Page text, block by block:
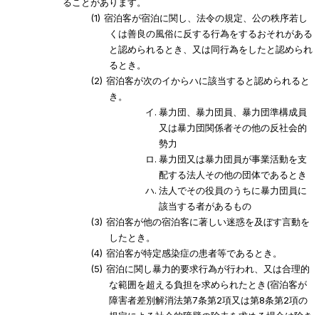
宿泊客が宿泊に関し、法令の規定、公の秩序若し
くは善良の風俗に反する行為をするおそれがある
と認められるとき、又は同行為をしたと認められ
るとき。
宿泊客が次のイからハに該当すると認められると
き。
暴力団、暴力団員、暴力団準構成員
又は暴力団関係者その他の反社会的
勢力
暴力団又は暴力団員が事業活動を支
配する法人その他の団体であるとき
法人でその役員のうちに暴力団員に
該当する者があるもの
宿泊客が他の宿泊客に著しい迷惑を及ぼす言動を
したとき。
宿泊客が特定感染症の患者等であるとき。
宿泊に関し暴力的要求行為が行われ、又は合理的
な範囲を超える負担を求められたとき(宿泊客が
障害者差別解消法第7条第2項又は第8条第2項の